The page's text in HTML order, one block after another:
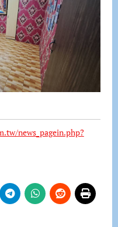
news_pagein.php?